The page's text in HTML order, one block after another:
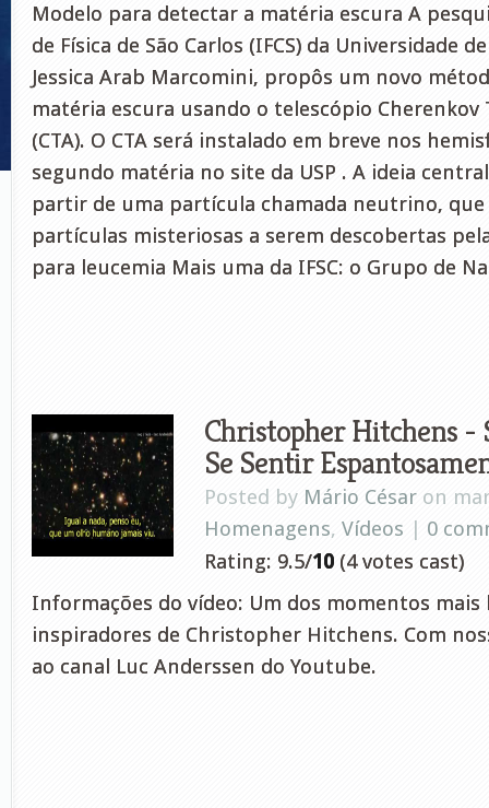
Modelo para detectar a matéria escura A
de Física de São Carlos (IFCS) da Universidade
Jessica Arab Marcomini, propôs um novo
matéria escura usando o telescópio Cherenkov
(CTA). O CTA será instalado em breve nos
segundo matéria no site da USP . A ideia
partir de uma partícula chamada neutrino, que
partículas misteriosas a serem descobertas
para leucemia Mais uma da IFSC: o Grupo de
Christopher Hitchens -
Se Sentir
Posted by Mário César on
Homenagens, Vídeos | 0
Rating: 9.5/10 (4 votes cast)
Informações do vídeo: Um dos momentos
inspiradores de Christopher Hitchens. Com
ao canal Luc Anderssen do Youtube.